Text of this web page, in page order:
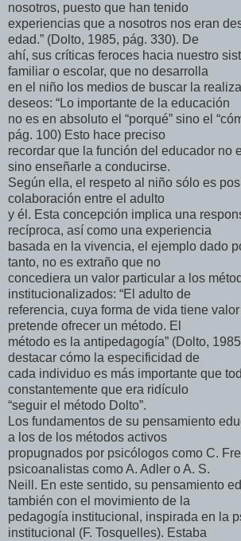
nosotros, puesto que han tenido
experiencias que a nosotros nos eran
edad.” (Dolto, 1985, pág. 330). De
ahí, sus críticas feroces hacia nuestro
familiar o escolar, que no desarrolla
en el niño los medios de buscar la
deseos: “Lo importante de la educación
no es en absoluto el “porqué” sino el
pág. 100) Esto hace preciso
recordar que la función del educador no
sino enseñarle a conducirse.
Según ella, el respeto al niño sólo es
colaboración entre el adulto
y él. Esta concepción implica una
recíproca, así como una experiencia
basada en la vivencia, el ejemplo dado
tanto, no es extraño que no
concediera un valor particular a los
institucionalizados: “El adulto de
referencia, cuya forma de vida tiene
pretende ofrecer un método. El
método es la antipedagogía” (Dolto,
destacar cómo la especificidad de
cada individuo es más importante que
constantemente que era ridículo
“seguir el método Dolto”.
Los fundamentos de su pensamiento
a los de los métodos activos
propugnados por psicólogos como C.
psicoanalistas como A. Adler o A. S.
Neill. En este sentido, su pensamiento
también con el movimiento de la
pedagogía institucional, inspirada en la
institucional (F. Tosquelles). Estaba